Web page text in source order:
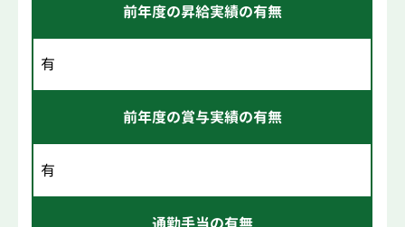
前年度の昇給実績の有無
有
前年度の賞与実績の有無
有